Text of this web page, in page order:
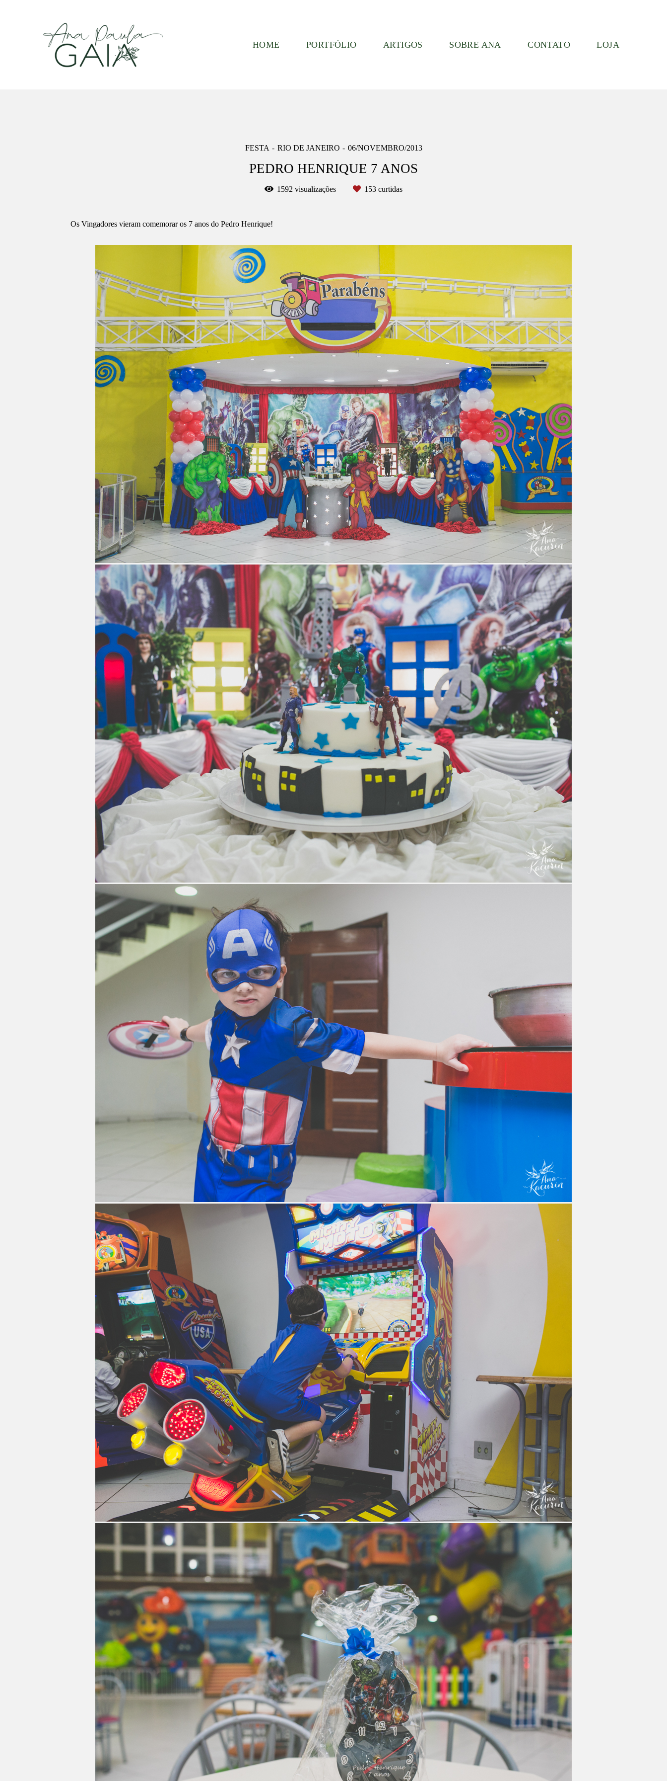
HOME PORTFÓLIO ARTIGOS SOBRE ANA CONTATO LOJA
FESTA RIO DE JANEIRO 06/NOVEMBRO/2013
PEDRO HENRIQUE 7 ANOS
1592 visualizações 153 curtidas
Os Vingadores vieram comemorar os 7 anos do Pedro Henrique!